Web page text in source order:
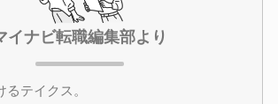
イナビ転職編集部より
テイクス。